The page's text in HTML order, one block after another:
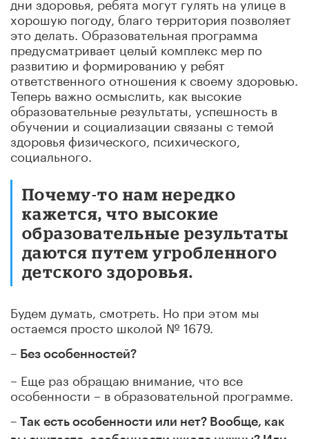
хорошую погоду, благо территория позволяет
это делать. Образовательная программа
предусматривает целый комплекс мер по
развитию и формированию у ребят
ответственного отношения к своему здоровью.
Теперь важно осмыслить, как высокие
образовательные результаты, успешность в
обучении и социализации связаны с темой
здоровья физического, психического,
социального.
Почему-то нам нередко
кажется, что высокие
образовательные результаты
даются путем угробленного
детского здоровья.
Будем думать, смотреть. Но при этом мы
остаемся просто школой № 1679.
– Без особенностей?
– Еще раз обращаю внимание, что все
особенности – в образовательной программе.
– Так есть особенности или нет? Вообще, как